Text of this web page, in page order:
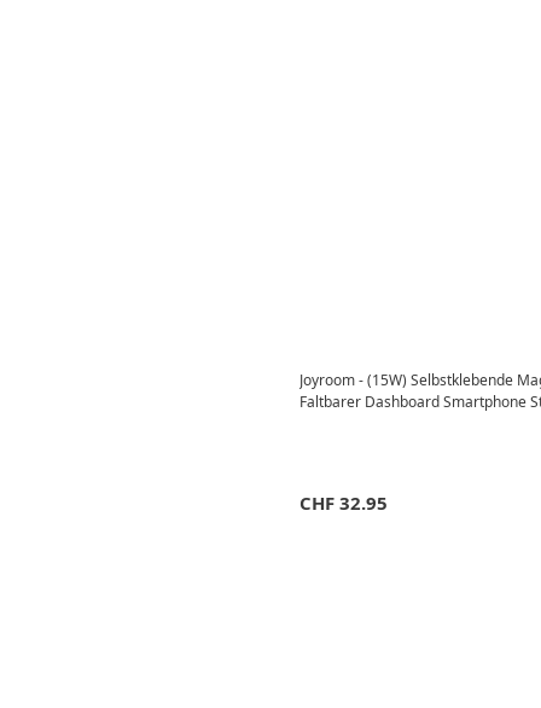
Joyroom - (15W) Selbstklebende
Faltbarer Dashboard Smartphone
CHF 32.95